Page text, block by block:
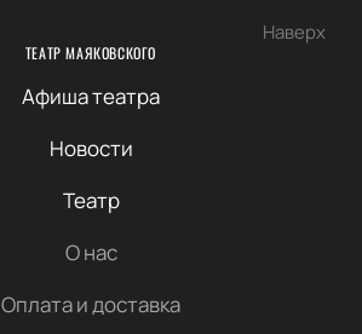
Наверх
ТЕАТР МАЯКОВСКОГО
Афиша театра
Новости
Театр
О нас
Оплата и доставка